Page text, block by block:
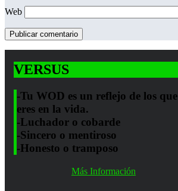
Web
VERSUS
-Tu WOD es un reflejo de los que
eres en la vida.
-Luchador o cobarde
-Sincero o mentiroso
-Honesto o tramposo
Más Información